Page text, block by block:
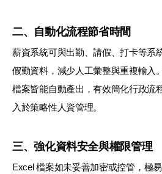
二、自動化流程節省時間
薪資系統可與出勤、請假、打卡等系
假勤資料，減少人工彙整與重複輸入
檔案皆能自動產出，有效簡化行政流
入於策略性人資管理。
三、強化資料安全與權限管理
Excel 檔案如未妥善加密或控管，極